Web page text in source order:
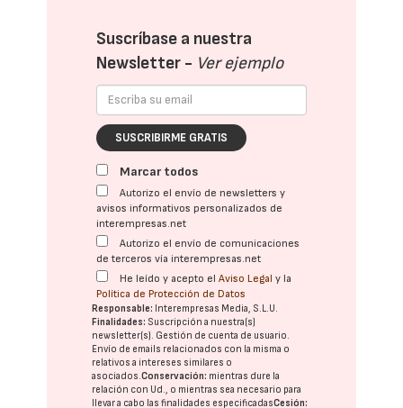
Suscríbase a nuestra
Newsletter - Ver ejemplo
SUSCRIBIRME GRATIS
Marcar todos
Autorizo el envío de newsletters y
avisos informativos personalizados de
interempresas.net
Autorizo el envío de comunicaciones
de terceros vía interempresas.net
He leído y acepto elAviso Legal y la
Política de Protección de Datos
Responsable: Interempresas Media, S.L.U.
Finalidades: Suscripción a nuestra(s)
newsletter(s). Gestión de cuenta de usuario.
Envío de emails relacionados con la misma o
relativos a intereses similares o
asociados.Conservación: mientras dure la
relación con Ud., o mientras sea necesario para
llevar a cabo las finalidades especificadasCesión: